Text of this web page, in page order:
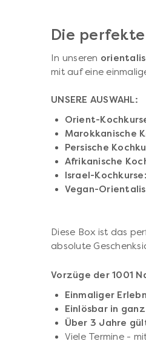
Die
In unseren
mit auf eine
UNSERE AUSWAHL:
Orient-
Marokkanische
Persische
Afrikanische
Israel-Kochkurse:
Vegan-
Diese Box ist das
absolute
Vorzüge der 1001
Einmaliger
Einlösbar in
Über 3 Jahre
Viele Termine -